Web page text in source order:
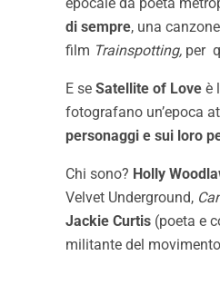
di sempre, una
film Trainspotting, per
E se Satellite of Love è
fotografano un’epoca
personaggi e sui loro
Chi sono? Holly
Velvet Underground,
Jackie Curtis (poeta e
militante del